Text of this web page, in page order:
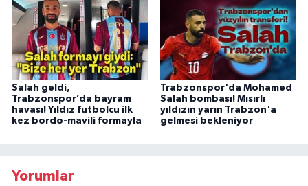
Salah geldi,
Trabzonspor’da bayram
havası! Yıldız futbolcu ilk
kez bordo-mavili formayla
Trabzonspor'da Mohamed
Salah bombası! Mısırlı
yıldızın yarın Trabzon'a
gelmesi bekleniyor
Yorumlar